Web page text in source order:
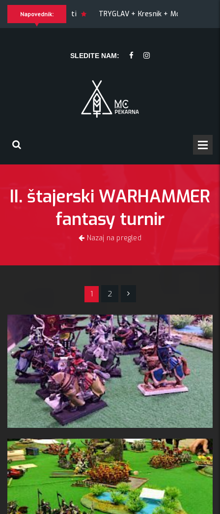
Napovednik:
TRYGLAV + Kresnik + Morywa
YAWNING MAN (US),
(US), Hrmülja (HR), A Gram trip (HR)
SLEDITE NAM:
II. štajerski WARHAMMER
fantasy turnir
Nazaj na pregled
1 2